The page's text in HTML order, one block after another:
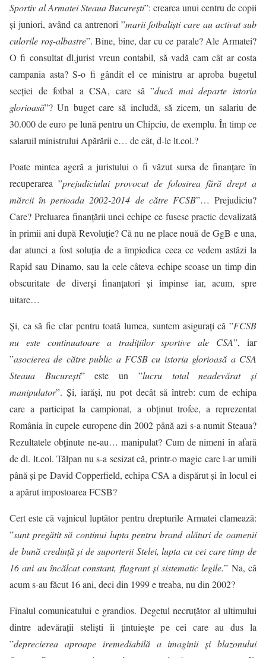
Sportiv al Armatei Steaua Bucureşti”: crearea unui centru de copii
și juniori, având ca antrenori ”marii fotbalişti care au activat sub
culorile roş-albastre”. Bine, bine, dar cu ce parale? Ale Armatei?
O fi consultat dl.jurist vreun contabil, să vadă cam cât ar costa
campania asta? S-o fi gândit el ce ministru ar aproba bugetul
secției de fotbal a CSA, care să ”ducă mai departe istoria
glorioasă”? Un buget care să includă, să zicem, un salariu de
30.000 de euro pe lună pentru un Chipciu, de exemplu. În timp ce
salaruil ministrului Apărării e… de cât, d-lelt.col.?
Poate mintea ageră a juristului o fi văzut sursa de finanțare în
recuperarea ”prejudiciului provocat de folosirea fără drept a
mărcii în perioada 2002-2014 de către FCSB”… Prejudiciu?
Care? Preluarea finanțării unei echipe ce fusese practic devalizată
în primii ani după Revoluție? Că nu ne place nouă de GgB e una,
dar atunci a fost soluția de a împiedica ceea ce vedem astăzi la
Rapid sau Dinamo, sau la cele câteva echipe scoase un timp din
obscuritate de diverși finanțatori și împinse iar, acum, spre
uitare…
Și, ca să fie clar pentru toată lumea, suntem asigurați că ”FCSB
nu este continuatoare a tradiţiilor sportive ale CSA”, iar
”asocierea de către public a FCSB cu istoria glorioasă a CSA
Steaua Bucureşti” este un ”lucru total neadevărat şi
manipulator”. Și, iarăși, nu pot decât să întreb: cum de echipa
care a participat la campionat, a obținut trofee, a reprezentat
România în cupele europene din 2002 până azi s-a numit Steaua?
Rezultatele obținute ne-au… manipulat? Cum de nimeni în afară
de dl. lt.col. Tălpan nu s-a sesizat că, printr-o magie care l-ar umili
până și pe David Copperfield, echipa CSA a dispărut și în locul ei
a apărut impostoarea FCSB?
Cert este că vajnicul luptător pentru drepturile Armatei clamează:
”sunt pregătit să continui lupta pentru brand alături de oamenii
de bună credinţă şi de suporterii Stelei, lupta cu cei care timp de
16 ani au încălcat constant, flagrant şi sistematic legile.” Na, că
acum s-au făcut 16 ani, deci din 1999 e treaba, nu din 2002?
Finalul comunicatului e grandios. Degetul necruțător al ultimului
dintre adevărații steliști îi țintuiește pe cei care au dus la
”deprecierea aproape iremediabilă a imaginii şi blazonului